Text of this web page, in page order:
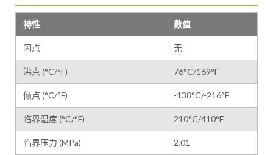
特性 数值
闪点 无
沸点 (°C/°F) 76°C/169°F
倾点 (°C/°F) -138°C/-216°F
临界温度 (°C/°F) 210°C/410°F
临界压力 (MPa) 2,01